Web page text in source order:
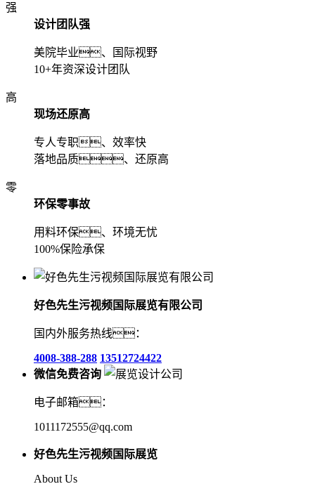
强
设计团队强
美院毕业、国际视野
10+年资深设计团队
高
现场还原高
专人专职、效率快
落地品质、还原高
零
环保零事故
用料环保、环境无忧
100%保险承保
好色先生污视频国际展览有限公司
国内外服务热线：
4008-388-288 13512724422
微信免费咨询
电子邮箱：
1011172555@qq.com
好色先生污视频国际展览
About Us